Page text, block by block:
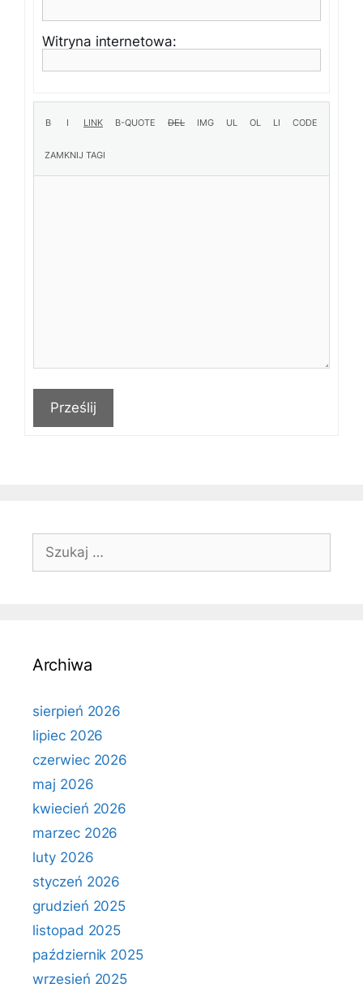
Witryna internetowa:
Prześlij
Szukaj:
Archiwa
sierpień 2026
lipiec 2026
czerwiec 2026
maj 2026
kwiecień 2026
marzec 2026
luty 2026
styczeń 2026
grudzień 2025
listopad 2025
październik 2025
wrzesień 2025